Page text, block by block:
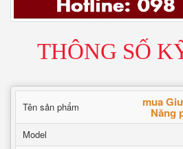
THÔNG SỐ
Tên sản phẩm mua
Năng
Model